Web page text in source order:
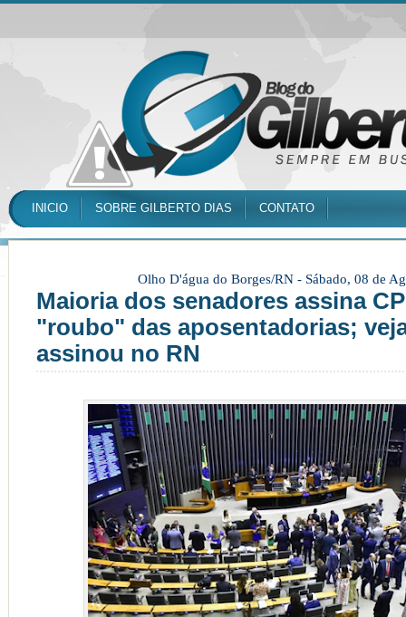
INICIO SOBRE GILBERTO DIAS CONTATO
Olho D'água do Borges/RN - Sábado, 08 de
Maioria dos senadores assina
"roubo" das aposentadorias;
assinou no RN